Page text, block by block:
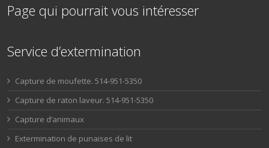
Page qui pourrait vous intéresser
Service d’extermination
Capture de moufette. 514-951-5350
Capture de raton laveur. 514-951-5350
Capture d’animaux
Extermination de punaises de lit